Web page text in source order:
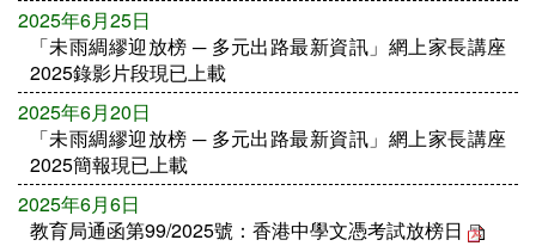
2025年6月25日
「未雨綢繆迎放榜 ─ 多元出路最新資訊」網上家長講座
2025錄影片段現已上載
2025年6月20日
「未雨綢繆迎放榜 ─ 多元出路最新資訊」網上家長講座
2025簡報現已上載
2025年6月6日
教育局通函第99/2025號：香港中學文憑考試放榜日